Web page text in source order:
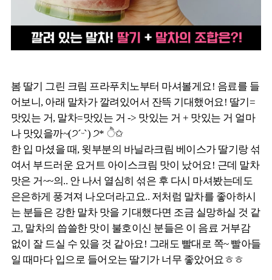
봄 딸기 그린 크림 프라푸치노부터 마셔볼게요! 음료를 들
어보니, 아래 말차가 깔려있어서 잔뜩 기대했어요! 딸기=
맛있는 거, 말차=맛있는 거 -> 맛있는 거 + 맛있는 거 얼마
나 맛있을까~(੭ˊᵕˋ) ੭* ੈ✩
한 입 마셨을 때, 윗부분의 바닐라크림 베이스가 딸기랑 섞
여서 부드러운 요거트 아이스크림 맛이 났어요! 근데 말차
맛은 거~~의.. 안 나서 열심히 섞은 후 다시 마셔봤는데도
은은하게 풍겨져 나오더라고요.. 저처럼 말차를 좋아하시
는 분들은 강한 말차 맛을 기대했다면 조금 실망하실 것 같
고, 말차의 씁쓸한 맛이 불호이신 분들은 이 음료 거부감
없이 잘 드실 수 있을 것 같아요! 그래도 빨대로 쪽~ 빨아들
일 때마다 입으로 들어오는 딸기가 너무 좋았어요ㅎㅎ